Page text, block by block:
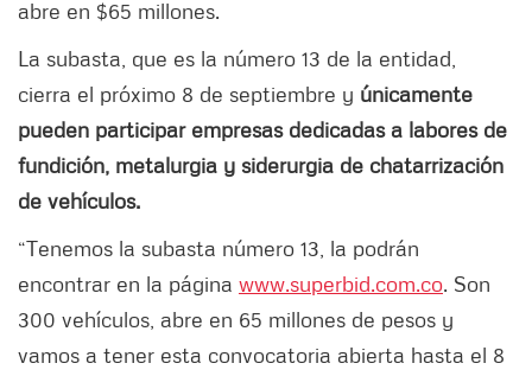
abre en $65 millones.
La subasta, que es la número 13 de la entidad,
cierra el próximo 8 de septiembre y únicamente
pueden participar empresas dedicadas a labores de
fundición, metalurgia y siderurgia de chatarrización
de vehículos.
“Tenemos la subasta número 13, la podrán
encontrar en la página www.superbid.com.co. Son
300 vehículos, abre en 65 millones de pesos y
vamos a tener esta convocatoria abierta hasta el 8